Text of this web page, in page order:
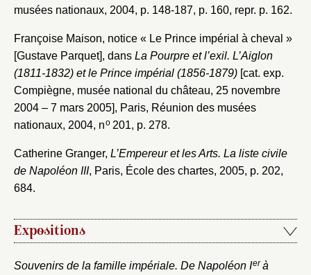
musées nationaux, 2004, p. 148-187, p. 160, repr. p. 162.
Françoise Maison, notice « Le Prince impérial à cheval »
[Gustave Parquet], dans La Pourpre et l’exil. L’Aiglon
(1811-1832) et le Prince impérial (1856-1879) [cat. exp.
Compiègne, musée national du château, 25 novembre
2004 – 7 mars 2005], Paris, Réunion des musées
nationaux, 2004, no201, p. 278.
Catherine Granger, L’Empereur et les Arts. La liste civile
de Napoléon III, Paris, École des chartes, 2005, p. 202,
684.
Expositions
Souvenirs de la famille impériale. De Napoléon Ierà